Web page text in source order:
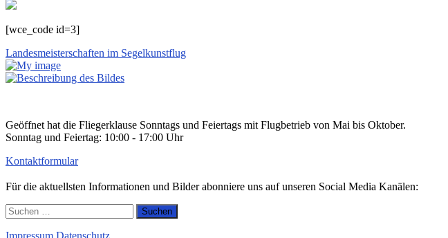
[wce_code id=3]
Landesmeisterschaften im Segelkunstflug
Geöffnet hat die Fliegerklause Sonntags und Feiertags mit Flugbetrieb von Mai bis Oktober.
Sonntag und Feiertag: 10:00 - 17:00 Uhr
Kontaktformular
Für die aktuellsten Informationen und Bilder abonniere uns auf unseren Social Media Kanälen:
Suchen
nach:
Impressum Datenschutz